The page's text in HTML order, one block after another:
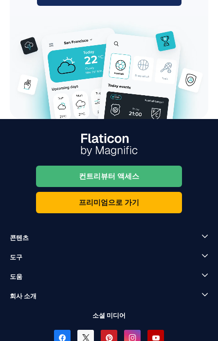
컨트리뷰터 액세스
프리미엄으로 가기
콘텐츠
도구
도움
회사 소개
소셜 미디어